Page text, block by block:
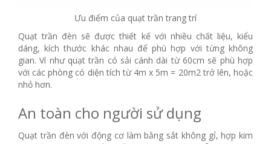
Ưu điểm của quạt trần trang trí
Quạt trần đèn sẽ được thiết kế với nhiều chất liệu, kiểu
dáng, kích thước khác nhau để phù hợp với từng không
gian. Ví như quạt trần có sải cánh dài từ 60cm sẽ phù hợp
với các phòng có diện tích từ 4m x 5m = 20m2 trở lên, hoặc
nhỏ hơn.
An toàn cho người sử dụng
Quạt trần đèn với động cơ làm bằng sắt không gỉ, hợp kim